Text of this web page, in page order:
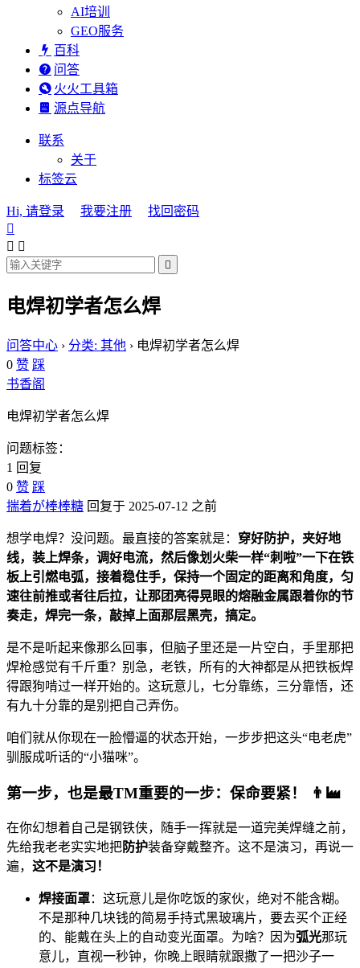
AI培训
GEO服务
百科
问答
火火工具箱
源点导航
联系
关于
标签云
Hi, 请登录 我要注册
找回密码

 

电焊初学者怎么焊
问答中心 › 分类: 其他 › 电焊初学者怎么焊
0 赞 踩
书香阁
电焊初学者怎么焊
问题标签：
1 回复
0 赞 踩
揣着が棒棒糖 回复于 2025-07-12 之前
想学电焊？没问题。最直接的答案就是： 穿好防护，夹好地
线，装上焊条，调好电流，然后像划火柴一样“刺啦”一下在铁
板上引燃电弧，接着稳住手，保持一个固定的距离和角度，匀
速往前推或者往后拉，让那团亮得晃眼的熔融金属跟着你的节
奏走，焊完一条，敲掉上面那层黑壳，搞定。
是不是听起来像那么回事，但脑子里还是一片空白，手里那把
焊枪感觉有千斤重？别急，老铁，所有的大神都是从把铁板焊
得跟狗啃过一样开始的。这玩意儿，七分靠练，三分靠悟，还
有九十分靠的是别把自己弄伤。
咱们就从你现在一脸懵逼的状态开始，一步步把这头“电老虎”
驯服成听话的“小猫咪”。
第一步，也是最TM重要的一步：保命要紧！ 👨‍🏭
在你幻想着自己是钢铁侠，随手一挥就是一道完美焊缝之前，
先给我老老实实地把防护装备穿戴整齐。这不是演习，再说一
遍， 这不是演习！
焊接面罩：这玩意儿是你吃饭的家伙，绝对不能含糊。
不是那种几块钱的简易手持式黑玻璃片，要去买个正经
的、能戴在头上的自动变光面罩。为啥？因为弧光那玩
意儿，直视一秒钟，你晚上眼睛就跟撒了一把沙子一